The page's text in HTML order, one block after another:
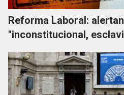
Reforma Laboral:
"inconstitucional,